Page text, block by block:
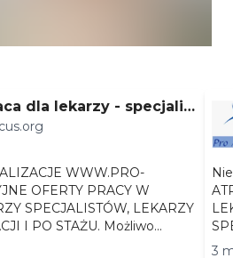
dla lekarzy - specjaliz
WWW.PRO-
LEKARZY
W TRAKCIE SPECJALIZACJI I PO STAŻU. Możliwo...
3